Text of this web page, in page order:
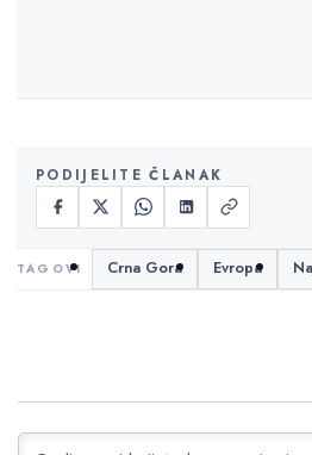
PODIJELITE ČLANAK
Crna Gora Evropa